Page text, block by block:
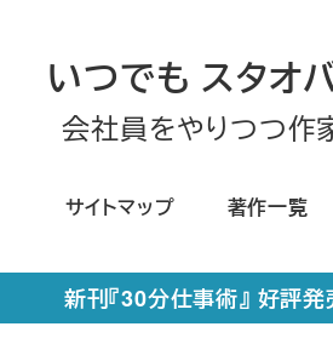
いつでも スタオ
会社員をやりつつ作
サイトマップ 著作一覧
新刊『30分仕事術』 好評発